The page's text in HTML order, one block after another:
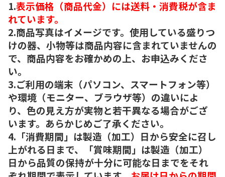
1.表示価格（商品代金）には送料・消費税が含ま
れています。
2.商品写真はイメージです。使用している盛りつ
けの器、小物等は商品内容に含まれていませんの
で、商品内容をお確かめの上、お申込みくださ
い。
3.ご利用の端末（パソコン、スマートフォン等）
や環境（モニター、ブラウザ等）の違いによ
り、色の見え方が実物と若干異なる場合がござ
います。あらかじめご了承ください。
4.「消費期間」は製造（加工）日から安全に召し
上がれる日まで、「賞味期間」は製造（加工）
日から品質の保持が十分に可能な日までをそれ